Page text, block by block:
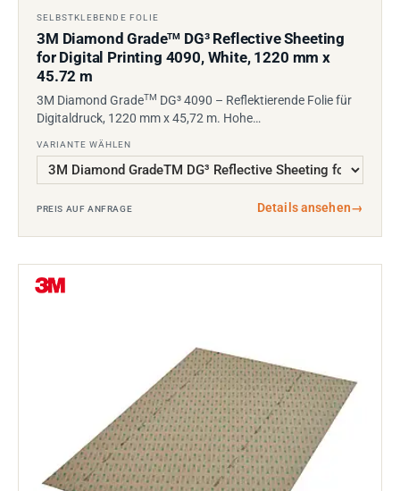
SELBSTKLEBENDE FOLIE
3M Diamond GradeTM DG³ Reflective Sheeting
for Digital Printing 4090, White, 1220 mm x
45.72 m
3M Diamond GradeTM DG³ 4090 – Reflektierende Folie für
Digitaldruck, 1220 mm x 45,72 m. Hohe…
VARIANTE WÄHLEN
PREIS AUF ANFRAGE Details ansehen→